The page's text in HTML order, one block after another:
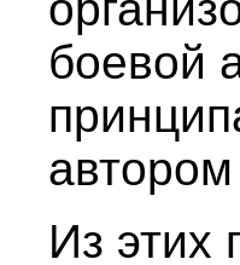
боевой
Из этих